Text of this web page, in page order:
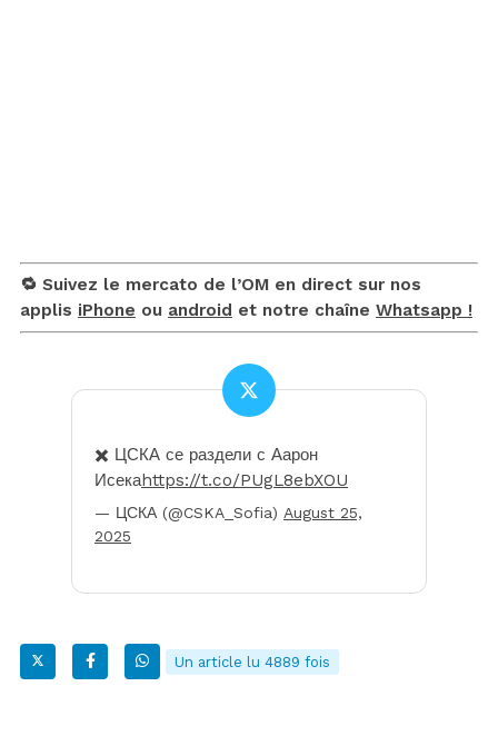
🔁 Suivez le mercato de l’OM en direct sur nos
applis iPhone ou android et notre chaîne Whatsapp !
✖️ ЦСКА се раздели с Аарон
Исекаhttps://t.co/PUgL8ebXOU
— ЦСКА (@CSKA_Sofia) August 25,
2025
Un article lu 4889 fois